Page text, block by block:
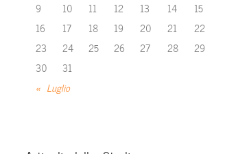
« Luglio
9
10 11 12 13 14
15
16
17 18 19 20 21
22
23
24 25 26 27 28
29
30
31